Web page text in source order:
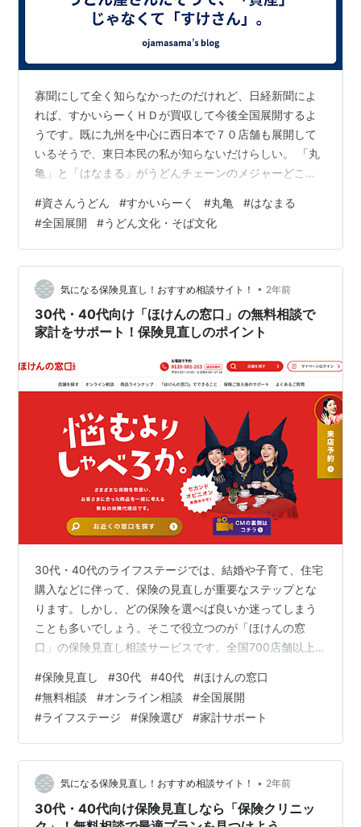
寡聞にして全く知らなかったのだけれど、日経新聞によ
れば、すかいらーくＨＤが買収して今後全国展開するよ
うです。既に九州を中心に西日本で７０店舗も展開して
いるそうで、東日本民の私が知らないだけらしい。 「丸
亀」と「はなまる」がうどんチェーンのメジャーどころ
は海外展開も見据えて展開するそうで、店舗網にはガス
トの転換も図っていくとのこと。 うどんは詳しくないの
だけれど、丸亀は関西発祥の讃岐うどん系、はなまるは
ズバリ讃岐発祥だと記憶していて、いずれも讃岐うどん
のコシだとかダシだとかの、ある種のブームに乗って大
発展したと思うが、今回の「資さん」は北九州発祥…
#資さんうどん #すかいらーく #丸亀 #はなまる
#全国展開 #うどん文化・そば文化
気になる保険見直し！おすすめ相談サイト！ • 2年前
30代・40代向け「ほけんの窓口」の無料相談で
家計をサポート！保険見直しのポイント
30代・40代のライフステージでは、結婚や子育て、住宅
購入などに伴って、保険の見直しが重要なステップとな
ります。しかし、どの保険を選べば良いか迷ってしまう
ことも多いでしょう。そこで役立つのが「ほけんの窓
口」の保険見直し相談サービスです。全国700店舗以上
口」では、専門家が30代・40代のニーズに合わせた最適
な保険プランを提案してくれます。 特徴1: 40社以上、
300商品以上の豊富な保険ラインナップ 「ほけんの窓
口」の最大の強みは、40社以上、300商品以上の保険を
取り扱っている点です。幅広い保険商品から、顧客のニ
ーズに合った最適なプランを提案で…
#保険見直し #30代 #40代 #ほけんの窓口
#無料相談 #オンライン相談 #全国展開
#ライフステージ #保険選び #家計サポート
気になる保険見直し！おすすめ相談サイト！ • 2年前
30代・40代向け保険見直しなら「保険クリニッ